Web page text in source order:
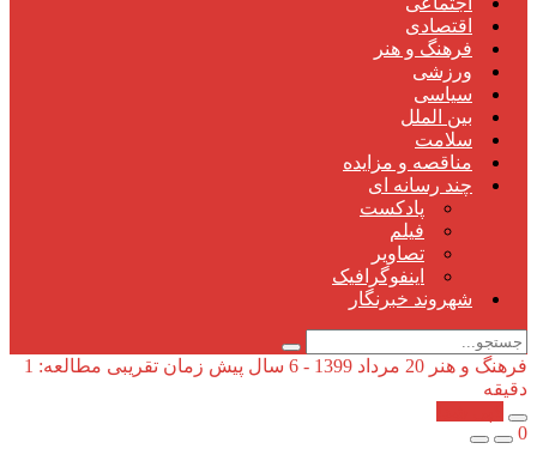
اقتصادی
فرهنگ و هنر
ورزشی
سیاسی
بین الملل
سلامت
مناقصه و مزایده
چند رسانه ای
پادکست
فیلم
تصاویر
اینفوگرافیک
شهروند خبرنگار
فرهنگ و هنر 20 مرداد 1399 - 6 سال پیش
زمان تقریبی مطالعه: 1
دقیقه
0